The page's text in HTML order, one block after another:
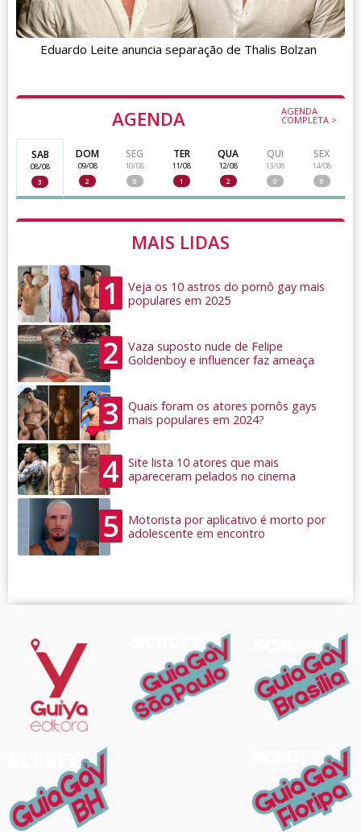
AGENDA AGENDA
COMPLETA >
SAB
08/08
3
DOM
09/08
2
SEG
10/08
0
TER
11/08
1
QUA
12/08
2
QUI
13/08
0
SEX
14/08
0
MAIS LIDAS
1
Veja os 10 astros do pornô gay mais
populares em 2025
2
Vaza suposto nude de Felipe
Goldenboy e influencer faz ameaça
3
Quais foram os atores pornôs gays
mais populares em 2024?
4
Site lista 10 atores que mais
apareceram pelados no cinema
5
Motorista por aplicativo é morto por
adolescente em encontro
Eduardo Leite anuncia separação de Thalis Bolzan